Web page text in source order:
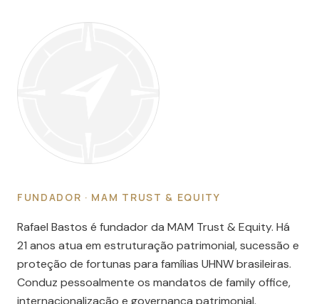
FUNDADOR · MAM TRUST & EQUITY
Rafael Bastos é fundador da MAM Trust & Equity. Há
21 anos atua em estruturação patrimonial, sucessão e
proteção de fortunas para famílias UHNW brasileiras.
Conduz pessoalmente os mandatos de family office,
internacionalização e governança patrimonial.